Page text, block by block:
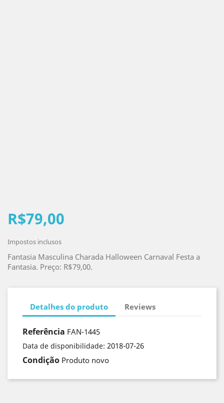
R$79,00
Impostos inclusos
Fantasia Masculina Charada Halloween Carnaval Festa a
Fantasia. Preço: R$79,00.
Detalhes do produto Reviews
Referência FAN-1445
Data de disponibilidade: 2018-07-26
Condição Produto novo